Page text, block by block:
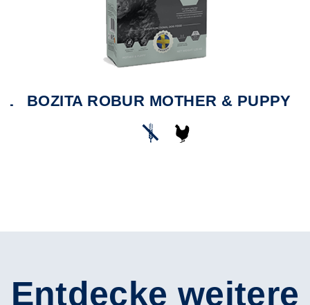
BOZITA ROBUR MOTHER & PUPPY
Entdecke weitere